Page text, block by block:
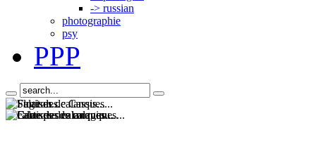
-> russian
photographie
psy
PPP